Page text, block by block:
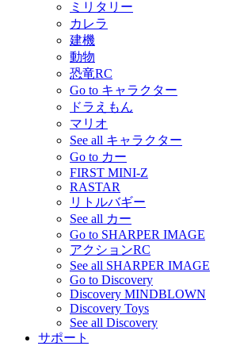
ミリタリー
カレラ
建機
動物
恐竜RC
Go to キャラクター
ドラえもん
マリオ
See all キャラクター
Go to カー
FIRST MINI-Z
RASTAR
リトルバギー
See all カー
Go to SHARPER IMAGE
アクションRC
See all SHARPER IMAGE
Go to Discovery
Discovery MINDBLOWN
Discovery Toys
See all Discovery
サポート